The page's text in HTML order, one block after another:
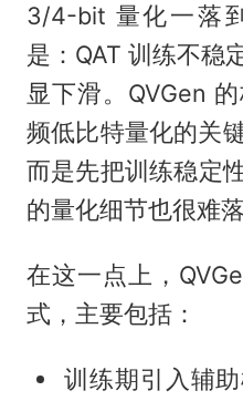
3/4-bit 量化一落
是：QAT 训练不稳
显下滑。QVGen
频低比特量化的关
而是先把训练稳定
的量化细节也很难落
在这一点上，
式，主要包括：
训练期引入辅